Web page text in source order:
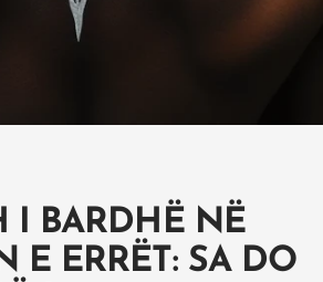
I BARDHË NË
E ERRËT: SA DO